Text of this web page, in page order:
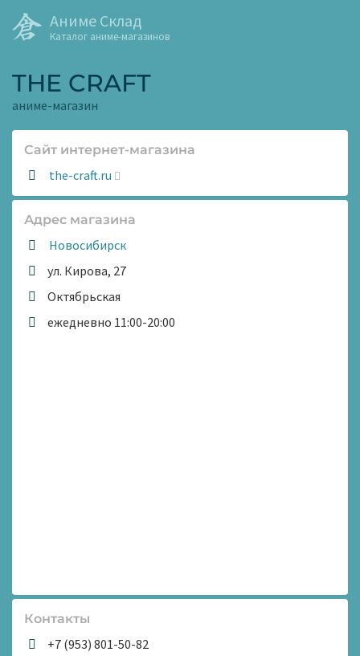
Аниме Склад
Каталог аниме-магазинов
THE CRAFT
аниме-магазин
Сайт интернет-магазина
Сайт:
the-craft.ru
Адрес магазина
Новосибирск
ул. Кирова, 27
Метро:Октябрьская
Времяежедневно 11:00-20:00
Контакты
+7 (953) 801-50-82